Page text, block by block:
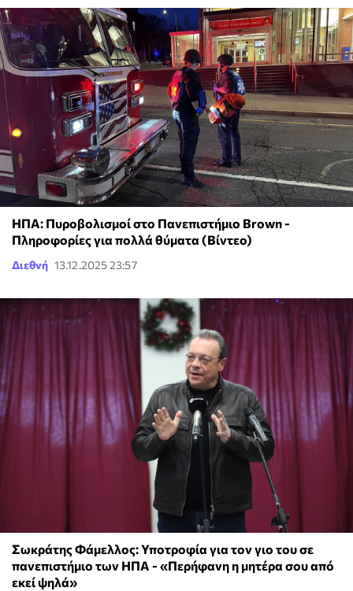
ΗΠΑ: Πυροβολισμοί στο Πανεπιστήμιο Brown -
Πληροφορίες για πολλά θύματα (Βίντεο)
Διεθνή 13.12.2025 23:57
Σωκράτης Φάμελλος: Υποτροφία για τον γιο του σε
πανεπιστήμιο των ΗΠΑ - «Περήφανη η μητέρα σου από
εκεί ψηλά»